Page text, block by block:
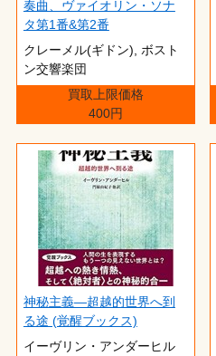
奏曲、ヴァイオリン・ソナ
タ第1番&第2番
クレーメル(ギドン), ボスト
ン交響楽団
買取上限価格
400円
神秘主義―超越的世界へ到
る途 (覚醒ブックス)
イーヴリン・アンダーヒル